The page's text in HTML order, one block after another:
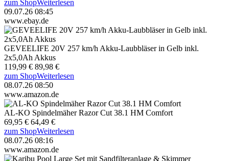
zum ShopWeiterlesen
09.07.26 08:45
www.ebay.de
GEVEELIFE 20V 257 km/h Akku-Laubbläser in Gelb inkl.
2x5,0Ah Akkus
119,99 € 89,98 €
zum ShopWeiterlesen
08.07.26 08:50
www.amazon.de
AL-KO Spindelmäher Razor Cut 38.1 HM Comfort
69,95 € 64,49 €
zum ShopWeiterlesen
08.07.26 08:16
www.amazon.de